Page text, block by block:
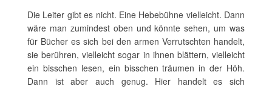
Die Leiter gibt es nicht. Eine Hebebühne vielleicht. Dann
wäre man zumindest oben und könnte sehen, um was
für Bücher es sich bei den armen Verrutschten handelt,
sie berühren, vielleicht sogar in ihnen blättern, vielleicht
ein bisschen lesen, ein bisschen träumen in der Höh.
Dann ist aber auch genug. Hier handelt es sich